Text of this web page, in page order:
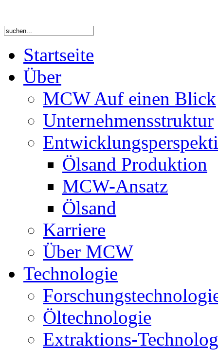
Startseite
Über
MCW Auf einen Blick
Unternehmensstruktur
Ölsand Produktion
MCW-Ansatz
Ölsand
Karriere
Über MCW
Technologie
Öltechnologie
Extraktions-